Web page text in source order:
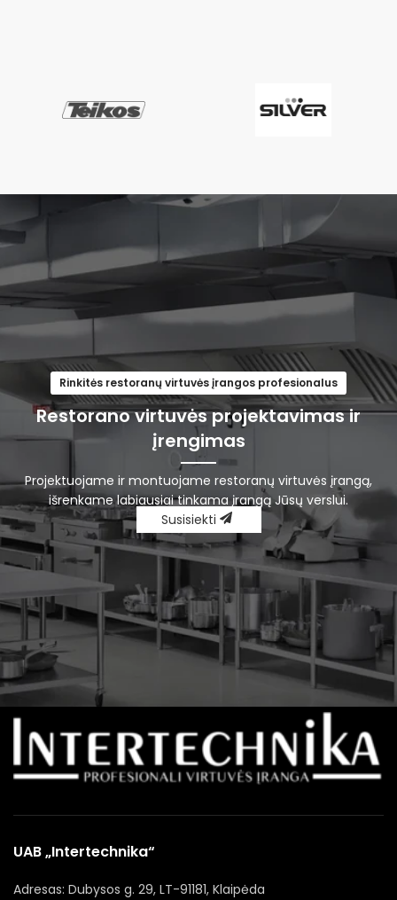
Rinkitės restoranų virtuvės įrangos profesionalus
Restorano virtuvės projektavimas ir
įrengimas
Projektuojame ir montuojame restoranų virtuvės įrangą,
išrenkame labiausiai tinkama įrangą Jūsų verslui.
Susisiekti
UAB „Intertechnika“
Adresas: Dubysos g. 29, LT-91181, Klaipėda